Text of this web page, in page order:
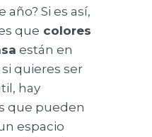
año? Si es así,
que colores
están en
quieres ser
hay
que pueden
espacio